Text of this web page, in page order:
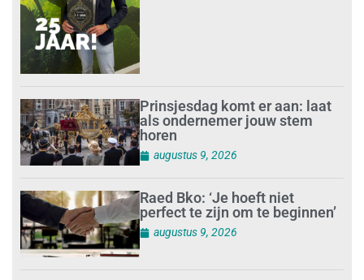
Prinsjesdag komt er aan: laat
als ondernemer jouw stem
horen
augustus 9, 2026
Raed Bko: ‘Je hoeft niet
perfect te zijn om te beginnen’
augustus 9, 2026